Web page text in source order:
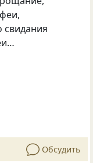
свидания
Обсудить